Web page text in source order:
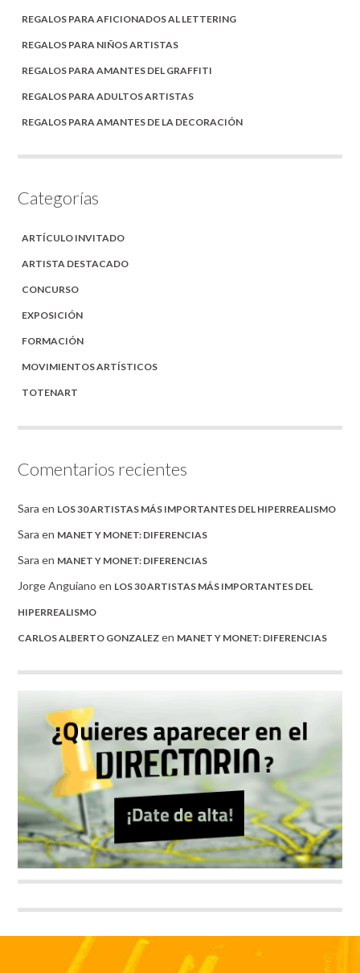
REGALOS PARA AFICIONADOS AL LETTERING
REGALOS PARA NIÑOS ARTISTAS
REGALOS PARA AMANTES DEL GRAFFITI
REGALOS PARA ADULTOS ARTISTAS
REGALOS PARA AMANTES DE LA DECORACIÓN
Categorías
ARTÍCULO INVITADO
ARTISTA DESTACADO
CONCURSO
EXPOSICIÓN
FORMACIÓN
MOVIMIENTOS ARTÍSTICOS
TOTENART
Comentarios recientes
Sara en LOS 30 ARTISTAS MÁS IMPORTANTES DEL HIPERREALISMO
Sara en MANET Y MONET: DIFERENCIAS
Sara en MANET Y MONET: DIFERENCIAS
Jorge Anguiano en LOS 30 ARTISTAS MÁS IMPORTANTES DEL
HIPERREALISMO
CARLOS ALBERTO GONZALEZ en MANET Y MONET: DIFERENCIAS